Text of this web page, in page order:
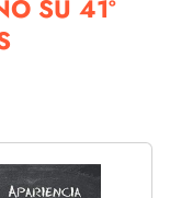
SU 41º